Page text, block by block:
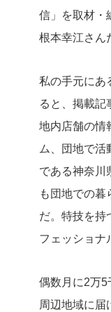
信」を取材・
根本幸江さん
私の手元にあ
ると、掲載記
地内店舗の情
ム、団地で活
である神奈川
も団地での暮
だ。特技を持
フェッショナ
偶数月に2万5
周辺地域に届